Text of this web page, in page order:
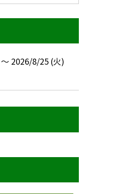
2026/8/25 (火)